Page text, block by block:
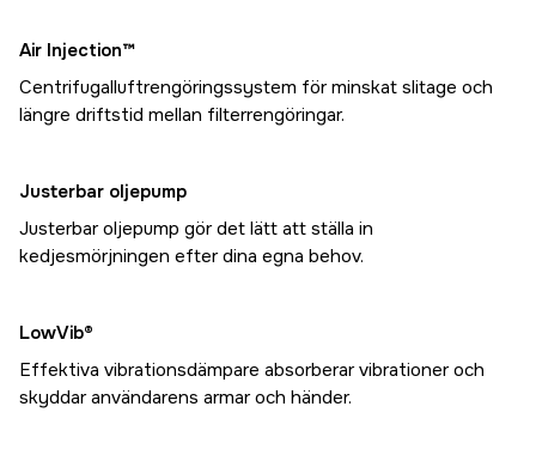
Air Injection™
Centrifugalluftrengöringssystem för minskat slitage och
längre driftstid mellan filterrengöringar.
Justerbar oljepump
Justerbar oljepump gör det lätt att ställa in
kedjesmörjningen efter dina egna behov.
LowVib®
Effektiva vibrationsdämpare absorberar vibrationer och
skyddar användarens armar och händer.